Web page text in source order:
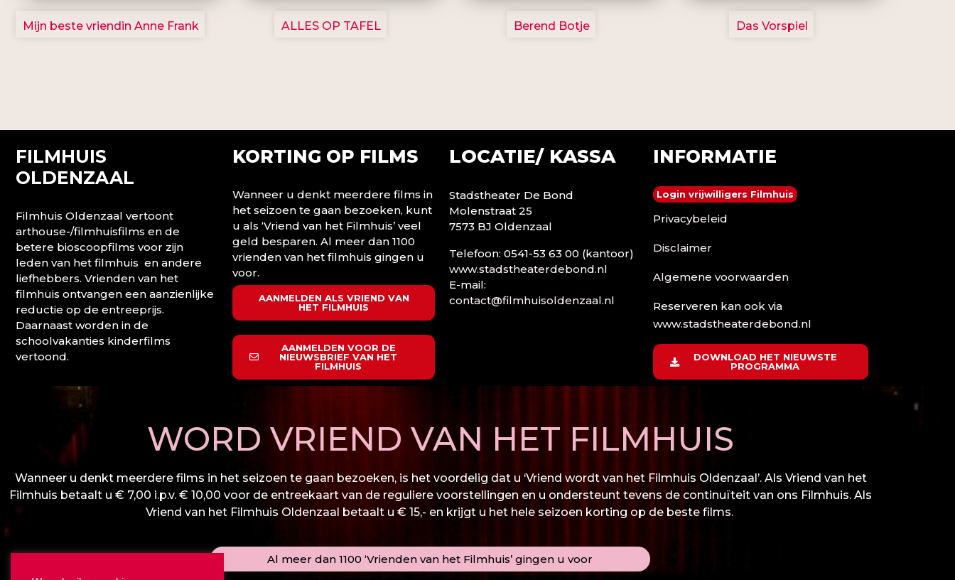
Mijn beste vriendin Anne Frank ALLES OP TAFEL Berend Botje Das Vorspiel
FILMHUIS
OLDENZAAL
Filmhuis Oldenzaal vertoont
arthouse-/filmhuisfilms en de
betere bioscoopfilms voor zijn
leden van het filmhuis en andere
liefhebbers. Vrienden van het
filmhuis ontvangen een aanzienlijke
reductie op de entreeprijs.
Daarnaast worden in de
schoolvakanties kinderfilms
vertoond.
KORTING OP FILMS
Wanneer u denkt meerdere films in
het seizoen te gaan bezoeken, kunt
u als ‘Vriend van het Filmhuis’ veel
geld besparen. Al meer dan 1100
vrienden van het filmhuis gingen u
voor.
AANMELDEN ALS VRIEND VAN
HET FILMHUIS
AANMELDEN VOOR DE
NIEUWSBRIEF VAN HET
FILMHUIS
WORD VRIEND VAN HET FILMHUIS
Wanneer u denkt meerdere films in het seizoen te gaan bezoeken, is het voordelig dat u ‘Vriend wordt van het Filmhuis Oldenzaal’. Als Vriend van het
Filmhuis betaalt u € 7,00 i.p.v. € 10,00 voor de entreekaart van de reguliere voorstellingen en u ondersteunt tevens de continuïteit van ons Filmhuis. Als
Vriend van het Filmhuis Oldenzaal betaalt u € 15,- en krijgt u het hele seizoen korting op de beste films.
Al meer dan 1100 ‘Vrienden van het Filmhuis’ gingen u voor
LOCATIE/ KASSA
Stadstheater De Bond
Molenstraat 25
7573 BJ Oldenzaal
Telefoon: 0541-53 63 00 (kantoor)
www.stadstheaterdebond.nl
E-mail:
contact@filmhuisoldenzaal.nl
INFORMATIE
Login vrijwilligers Filmhuis
Privacybeleid
Disclaimer
Algemene voorwaarden
Reserveren kan ook via
www.stadstheaterdebond.nl
DOWNLOAD HET NIEUWSTE
PROGRAMMA